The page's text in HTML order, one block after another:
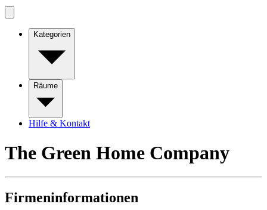
Kategorien
Räume
Hilfe & Kontakt
The Green Home Company
Firmeninformationen